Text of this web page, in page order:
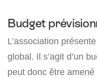
Budget
L’association
global. Il s’agit d’un
peut donc être